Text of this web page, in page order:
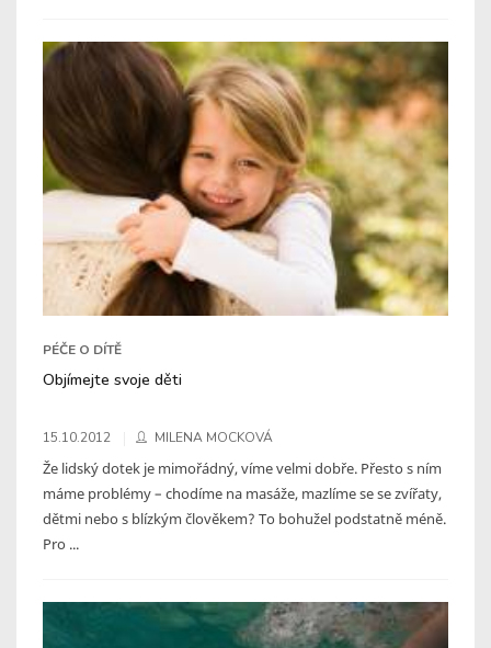
PÉČE O DÍTĚ
Objímejte svoje děti
15.10.2012 MILENA MOCKOVÁ
Že lidský dotek je mimořádný, víme velmi dobře. Přesto s ním
máme problémy – chodíme na masáže, mazlíme se se zvířaty,
dětmi nebo s blízkým člověkem? To bohužel podstatně méně.
Pro ...